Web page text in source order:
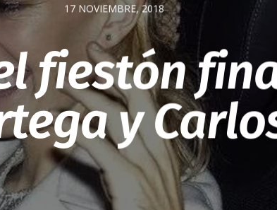
17 NOVIEMBRE, 2018
fiestón
y